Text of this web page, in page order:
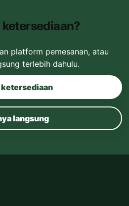
platform pemesanan, atau
terlebih dahulu.
ketersediaan
langsung